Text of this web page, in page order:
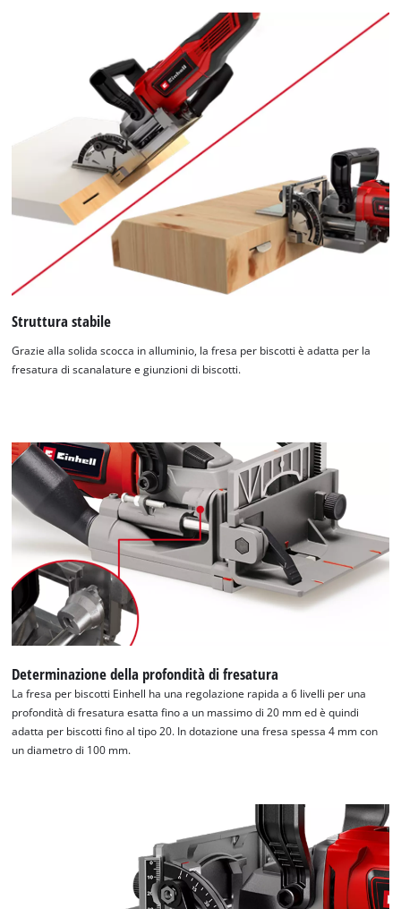
Abbiamo bisogno del vostro permesso
per caricare Google Maps!
Struttura stabile
Grazie alla solida scocca in alluminio, la fresa per biscotti è adatta per la
fresatura di scanalature e giunzioni di biscotti.
Determinazione della profondità di fresatura
La fresa per biscotti Einhell ha una regolazione rapida a 6 livelli per una
profondità di fresatura esatta fino a un massimo di 20 mm ed è quindi
adatta per biscotti fino al tipo 20. In dotazione una fresa spessa 4 mm con
un diametro di 100 mm.